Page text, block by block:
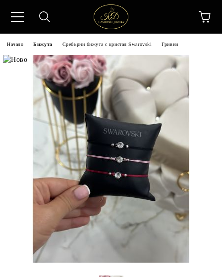
Начало Бижута Сребърни бижута с кристал Swarovski Гривни